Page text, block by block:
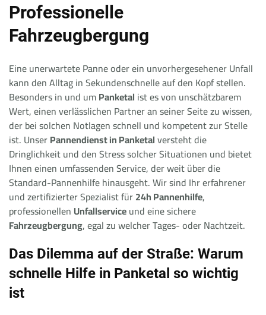
Professionelle
Fahrzeugbergung
Eine unerwartete Panne oder ein unvorhergesehener Unfall
kann den Alltag in Sekundenschnelle auf den Kopf stellen.
Besonders in und umPanketal ist es von unschätzbarem
Wert, einen verlässlichen Partner an seiner Seite zu wissen,
der bei solchen Notlagen schnell und kompetent zur Stelle
ist. UnserPannendienst in Panketalversteht die
Dringlichkeit und den Stress solcher Situationen und bietet
Ihnen einen umfassenden Service, der weit über die
Standard-Pannenhilfe hinausgeht. Wir sind Ihr erfahrener
und zertifizierter Spezialist für24h Pannenhilfe,
professionellen Unfallserviceund eine sichere
Fahrzeugbergung, egal zu welcher Tages- oder Nachtzeit.
Das Dilemma auf der Straße: Warum
schnelle Hilfe in Panketal so wichtig
ist